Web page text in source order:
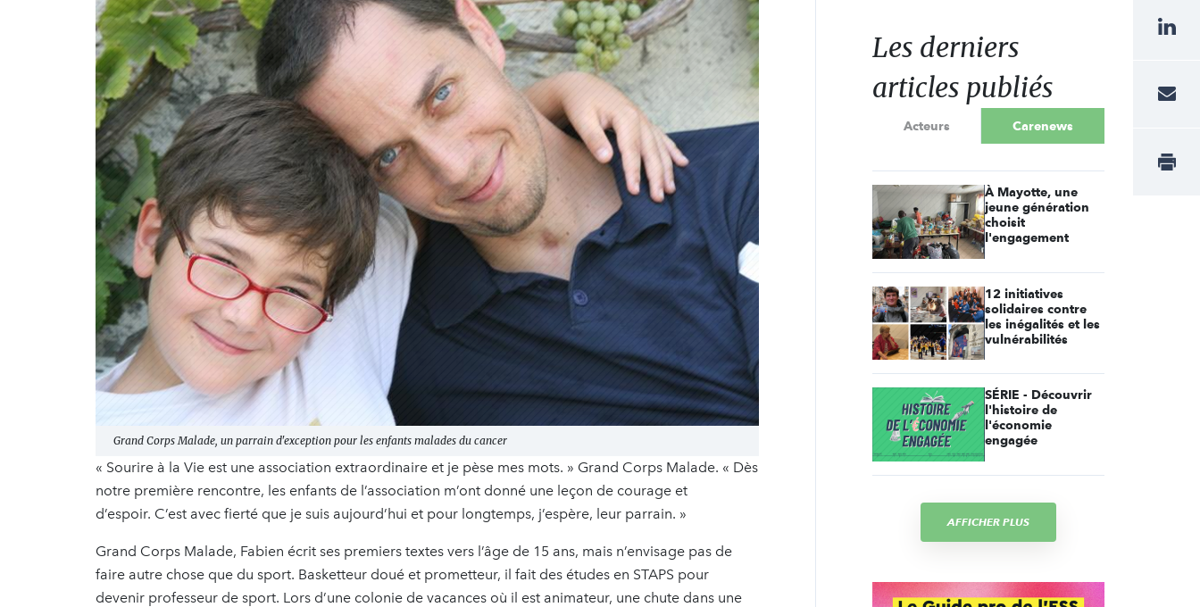
Grand Corps Malade, un parrain d'exception pour les enfants malades du cancer
« Sourire à la Vie est une association extraordinaire et je pèse mes mots. » Grand Corps Malade. « Dès
notre première rencontre, les enfants de l’association m’ont donné une leçon de courage et
d’espoir. C’est avec fierté que je suis aujourd’hui et pour longtemps, j’espère, leur parrain. »
Grand Corps Malade, Fabien écrit ses premiers textes vers l’âge de 15 ans, mais n’envisage pas de
faire autre chose que du sport. Basketteur doué et prometteur, il fait des études en STAPS pour
devenir professeur de sport. Lors d’une colonie de vacances où il est animateur, une chute dans une
Les derniers
articles publiés
Acteurs Carenews
À Mayotte, une
jeune génération
choisit
l'engagement
12 initiatives
solidaires contre
les inégalités et les
vulnérabilités
SÉRIE - Découvrir
l'histoire de
l'économie
engagée
AFFICHER PLUS